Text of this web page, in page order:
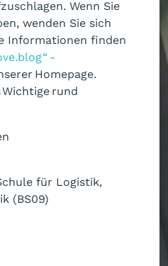
Wenn Sie
wenden Sie sich
Informationen finden
-
Homepage.
rund
für Logistik,
(BS09)